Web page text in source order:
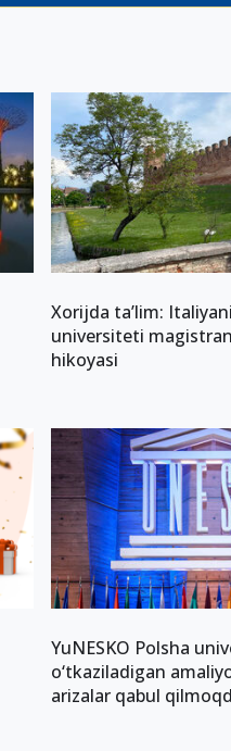
Xorijda ta’lim:
universiteti
hikoyasi
YuNESKO Polsha
o‘tkaziladigan
arizalar qabul